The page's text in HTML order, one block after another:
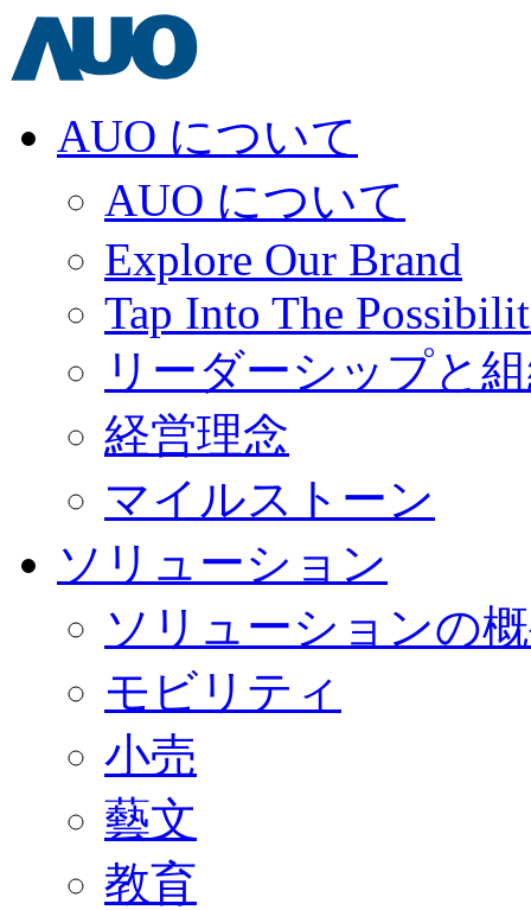
AUO について
AUO について
Explore Our Brand
Tap Into The
リーダーシップと
経営理念
マイルストーン
ソリューション
ソリューションの
モビリティ
小売
藝文
教育